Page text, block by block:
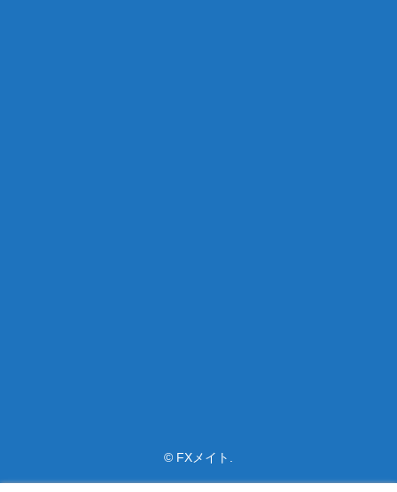
© FXメイト.